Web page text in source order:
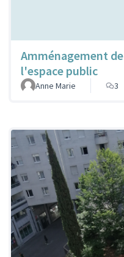
Amménagement de
l'espace public
Anne Marie
3